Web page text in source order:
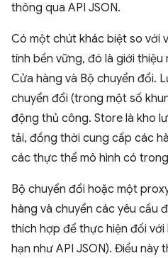
thông qua API JSON.
Có một chút khác biệt so với
tính bền vững, đó là giới thiệu
Cửa hàng và Bộ chuyển đổi.
chuyển đổi (trong một số
động thủ công. Store là kho
tải, đồng thời cung cấp các
các thực thể mô hình có
Bộ chuyển đổi hoặc một
hàng và chuyển các yêu cầu
thích hợp để thực hiện đối
hạn như API JSON). Điều này